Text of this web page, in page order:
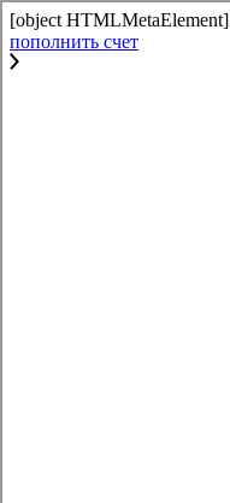
[object HTMLMetaElement]
пополнить счет